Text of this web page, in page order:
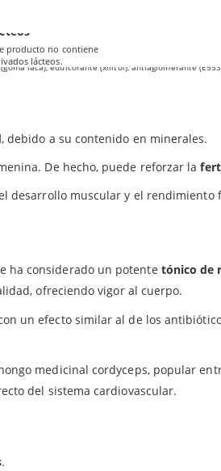
las defensas. Además:
la función normal de los riñones.
B y E, juega un papel
, debido a su contenido en minerales.
De hecho, puede reforzar la
desarrollo muscular y el rendimiento
ha considerado un potente tónico de
ofreciendo vigor al cuerpo.
un efecto similar al de los
medicinal cordyceps, popular
del sistema cardiovascular.
.
C
laca), edulcorante (xilitol), antiaglomerante
producto no contiene
lácteos.